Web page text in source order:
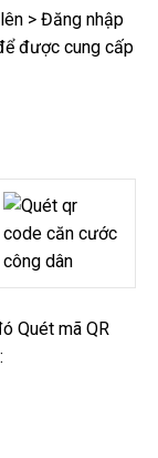
> Đăng nhập
được cung cấp
Quét mã QR